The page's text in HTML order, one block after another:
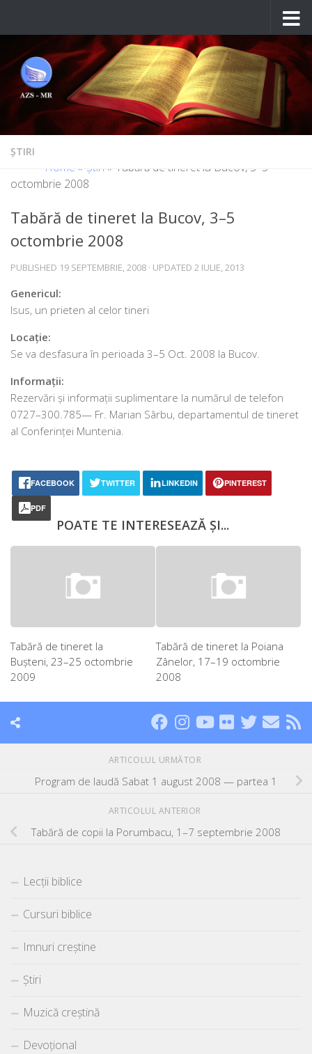
ȘTIRI
Home » Știri » Tabără de tineret la Bucov, 3–5
octombrie 2008
Tabără de tineret la Bucov, 3–5
octombrie 2008
PUBLISHED 19 SEPTEMBRIE, 2008 · UPDATED 2 IULIE, 2013
Genericul:
Isus, un pri­e­ten al celor tineri
Locație:
Se va des­fa­su­ra în peri­oa­da 3–5 Oct. 2008 la Bucov.
Informații:
Rezervări și infor­ma­ții supli­men­ta­re la numă­rul de tele­fon
0727–300.785— Fr. Marian Sârbu, depar­ta­men­tul de tine­ret
al Conferinței Muntenia.
FACEBOOK TWITTER LINKEDIN PINTEREST
PDF
POATE TE INTERESEAZĂ ȘI...
Tabără de tineret la
Buşteni, 23–25 octombrie
2009
Tabără de tineret la Poiana
Zânelor, 17–19 octombrie
2008
ARTICOLUL URMĂTOR
Program de laudă Sabat 1 august 2008 — partea 1
ARTICOLUL ANTERIOR
Tabără de copii la Porumbacu, 1–7 septembrie 2008
Lecții biblice
Cursuri biblice
Imnuri creștine
Știri
Muzică creștină
Devoțional